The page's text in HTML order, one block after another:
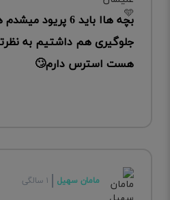
بچه هاا باید 6
جلوگیری هم داشتیم به
هست استرس دارم🙄
مامان سهیل ۱ سالگی